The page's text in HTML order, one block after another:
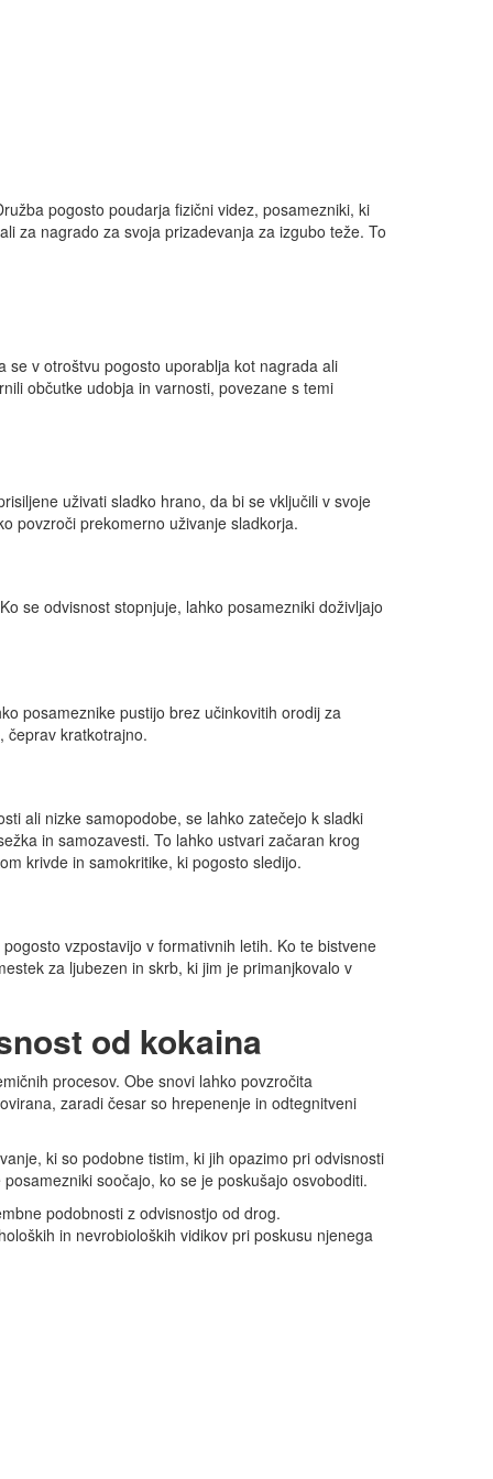
pogosto poudarja fizični videz, posamezniki, ki
za nagrado za svoja prizadevanja za izgubo teže. To
se v otroštvu pogosto uporablja kot nagrada ali
občutke udobja in varnosti, povezane s temi
uživati sladko hrano, da bi se vključili v svoje
povzroči prekomerno uživanje sladkorja.
se odvisnost stopnjuje, lahko posamezniki doživljajo
posameznike pustijo brez učinkovitih orodij za
čeprav kratkotrajno.
ali nizke samopodobe, se lahko zatečejo k sladki
in samozavesti. To lahko ustvari začaran krog
krivde in samokritike, ki pogosto sledijo.
vzpostavijo v formativnih letih. Ko te bistvene
za ljubezen in skrb, ki jim je primanjkovalo v
od kokaina
procesov. Obe snovi lahko povzročita
zaradi česar so hrepenenje in odtegnitveni
ki so podobne tistim, ki jih opazimo pri odvisnosti
soočajo, ko se je poskušajo osvoboditi.
podobnosti z odvisnostjo od drog.
in nevrobioloških vidikov pri poskusu njenega